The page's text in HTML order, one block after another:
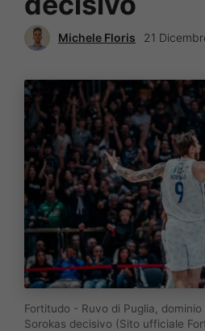
Michele Floris 21
Fortitudo - Ruvo di Puglia,
Sorokas decisivo (Sito ufficiale